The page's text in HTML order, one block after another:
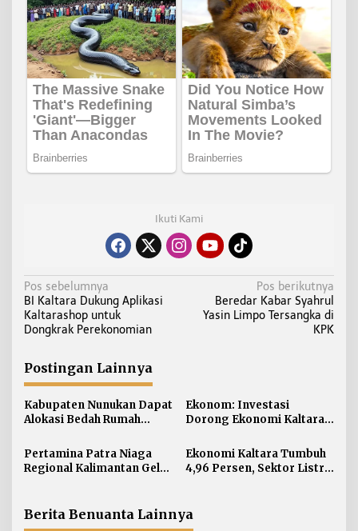
Ikuti Kami
N
a
v
g
a
s
i
o
Pos sebelumnya
BI Kaltara Dukung Aplikasi
Kaltarashop untuk
Dongkrak Perekonomian
Pos berikutnya
Beredar Kabar Syahrul
Yasin Limpo Tersangka di
KPK
Postingan Lainnya
Kabupaten Nunukan Dapat
Alokasi Bedah Rumah
916 Unit
Ekonom: Investasi
Dorong Ekonomi Kaltara,
Diabaikan
Pertamina Patra Niaga
Regional Kalimantan Gelar
Ekonomi Kaltara Tumbuh
4,96 Persen, Sektor Listrik
Berita Benuanta Lainnya